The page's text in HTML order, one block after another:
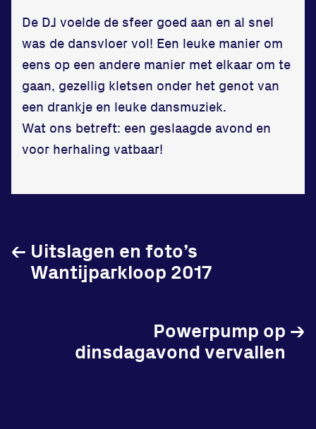
Zet een personal record
in onze gym
Fitness
Vereniging
Contact
De DJ voelde de sfeer goed aan en al snel
was de dansvloer vol! Een leuke manier om
eens op een andere manier met elkaar om te
gaan, gezellig kletsen onder het genot van
een drankje en leuke dansmuziek.
Wat ons betreft: een geslaagde avond en
voor herhaling vatbaar!
Uitslagen en foto’s
Wantijparkloop 2017
←
Powerpump op
dinsdagavond vervallen
→